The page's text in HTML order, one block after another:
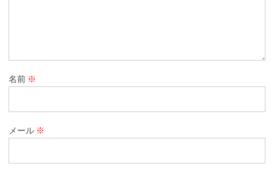
名前 ※
メール ※